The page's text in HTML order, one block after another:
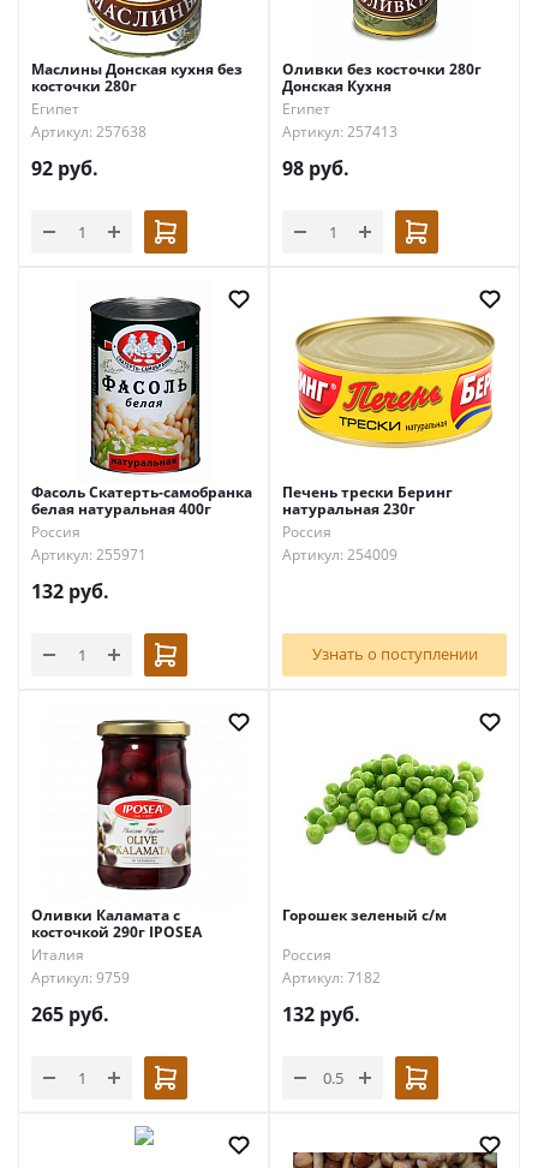
Маслины Донская кухня без
косточки 280г
Египет
Артикул: 257638
92 руб.
Оливки без косточки 280г
Донская Кухня
Египет
Артикул: 257413
98 руб.
Фасоль Скатерть-самобранка
белая натуральная 400г
Россия
Артикул: 255971
132 руб.
Печень трески Беринг
натуральная 230г
Россия
Артикул: 254009
Узнать о поступлении
Оливки Каламата с
косточкой 290г IPOSEA
Италия
Артикул: 9759
265 руб.
Горошек зеленый с/м
Россия
Артикул: 7182
132 руб.